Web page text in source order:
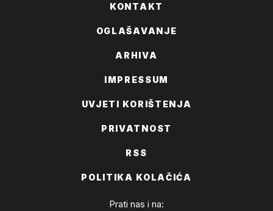
KONTAKT
OGLAŠAVANJE
ARHIVA
IMPRESSUM
UVJETI KORIŠTENJA
PRIVATNOST
RSS
POLITIKA KOLAČIĆA
Prati nas i na: